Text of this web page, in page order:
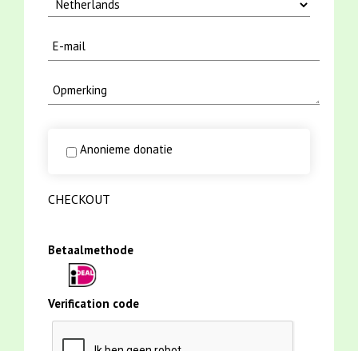
Anonieme donatie
CHECKOUT
Betaalmethode
Verification code